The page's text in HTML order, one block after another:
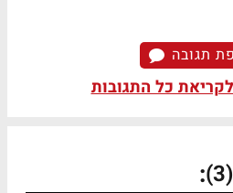
תגובה
לקריאת כל התגובות
(3)
: